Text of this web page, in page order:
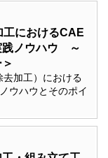
工におけるCAE
践ノウハウ ～
去加工）における
ウハウとそのポイ